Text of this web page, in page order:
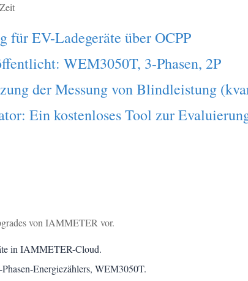
für EV-Ladegeräte über OCPP
WEM3050T, 3-Phasen, 2P
der Messung von Blindleistung
Ein kostenloses Tool zur
von IAMMETER vor.
in IAMMETER-Cloud.
Energiezählers, WEM3050T.